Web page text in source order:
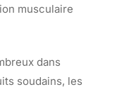
musculaire
dans
soudains, les